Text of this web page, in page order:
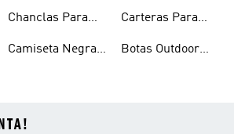
Chanclas Para
Camiseta Negra
Carteras Para
Botas Outdoor